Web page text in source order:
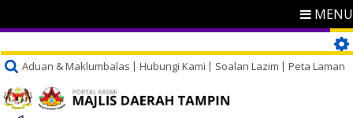
MENU
Aduan & Maklumbalas Hubungi Kami Soalan Lazim Peta Laman